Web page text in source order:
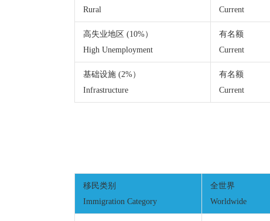
Rural
Current
高失业地区 (10%）
High Unemployment
有名额
Current
基础设施 (2%）
Infrastructure
有名额
Current
移民类别
Immigration Category
全世界
Worldwide